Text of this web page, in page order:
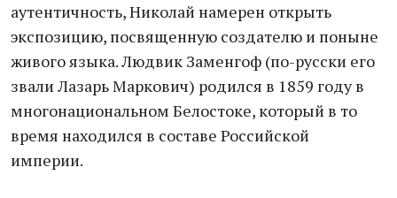
аутентичность, Николай намерен открыть
экспозицию, посвященную создателю и поныне
живого языка. Людвик Заменгоф (по-русски его
звали Лазарь Маркович) родился в 1859 году в
многонациональном Белостоке, который в то
время находился в составе Российской
империи.